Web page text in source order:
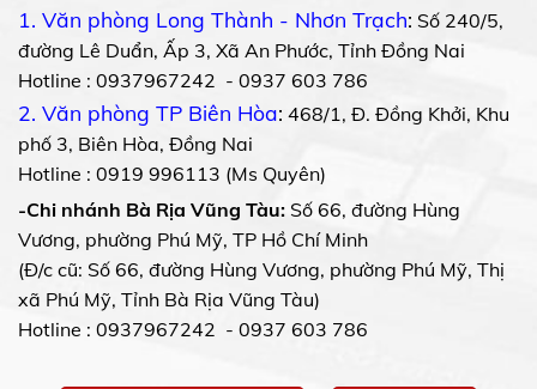
1. Văn phòng Long Thành - Nhơn Trạch: Số 240/5,
đường Lê Duẩn, Ấp 3, Xã An Phước, Tỉnh Đồng Nai
Hotline : 0937967242 - 0937 603 786
2. Văn phòng TP Biên Hòa: 468/1, Đ. Đồng Khởi, Khu
phố 3, Biên Hòa, Đồng Nai
Hotline : 0919 996113 (Ms Quyên)
-Chi nhánh Bà Rịa Vũng Tàu: Số 66, đường Hùng
Vương, phường Phú Mỹ, TP Hồ Chí Minh
(Đ/c cũ: Số 66, đường Hùng Vương, phường Phú Mỹ, Thị
xã Phú Mỹ, Tỉnh Bà Rịa Vũng Tàu)
Hotline : 0937967242 - 0937 603 786